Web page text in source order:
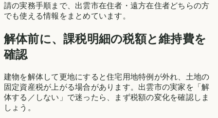
請の実務手順まで、 出雲市在住者・遠方在住者どちらの方
でも使える情報をまとめています。
解体前に、課税明細の税額と維持費を
確認
建物を解体して更地にすると住宅用地特例が外れ、土地の
固定資産税が上がる場合があります。 出雲市の実家を「解
体する／しない」で迷ったら、まず税額の変化を確認しま
しょう。